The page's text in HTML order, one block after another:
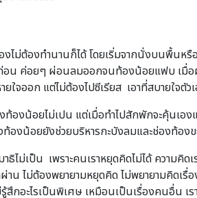
ไม่ต้องทำนานก็ได้ โดยเริ่มจากนั่งบนพื้นหรื
อน ค่อยๆ ผ่อนลมออกจนท้องน้อยแฟบ เมื่อ
ายใจออก แต่ไม่ต้องไปซีเรียส เอาที่สบายใจตั
ท้องน้อยไม่เปน แต่เมื่อทำไปสักพักจะคุ้นเอง
ท้องน้อยยังช่วยบริหารกะบังลมและช่องท้อ
ไม่เป็น เพราะคนเราหยุดคิดไม่ได้ ความคิ
าน ไม่ต้องพยายามหยุดคิด ไม่พยายามคิดเ
ม่รู้สึกอะไรเป็นพิเศษ เหมือนเป็นเรื่องคนอื่